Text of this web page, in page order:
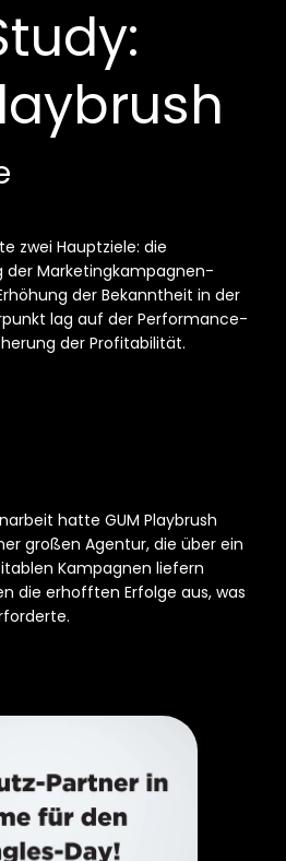
zwei Hauptziele: die
der Marketingkampagnen-
der Bekanntheit in der
lag auf der Performance-
der Profitabilität.
hatte GUM Playbrush
großen Agentur, die über ein
Kampagnen liefern
die erhofften Erfolge aus, was